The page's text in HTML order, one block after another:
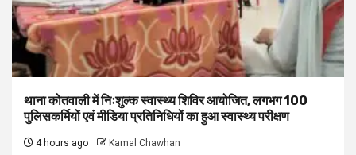
थाना कोतवाली में निःशुल्क स्वास्थ्य शिविर आयोजित, लगभग 100
पुलिसकर्मियों एवं मीडिया प्रतिनिधियों का हुआ स्वास्थ्य परीक्षण
4 hours ago Kamal Chawhan